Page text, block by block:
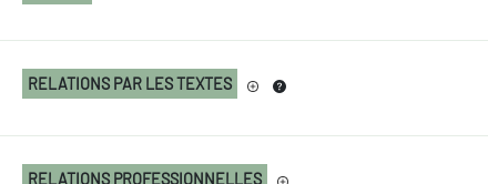
RELATIONS PAR LES TEXTES
RELATIONS PROFESSIONNELLES